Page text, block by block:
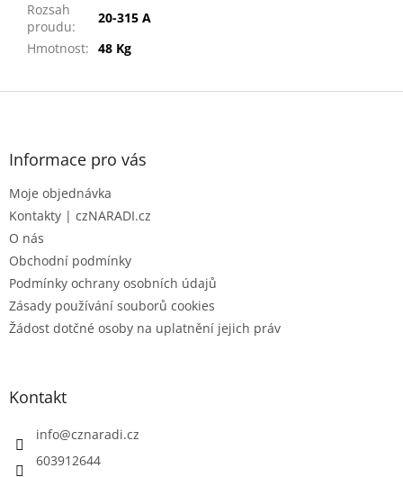
Rozsah
proudu:
20-315 A
Hmotnost: 48 Kg
Z
Informace pro vás
Moje objednávka
Kontakty | czNARADI.cz
O nás
Obchodní podmínky
Podmínky ochrany osobních údajů
Zásady používání souborů cookies
Žádost dotčné osoby na uplatnění jejich práv
Kontakt
info@cznaradi.cz
603912644